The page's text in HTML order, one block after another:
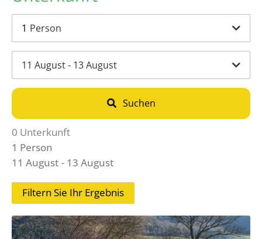
1 Person
11 August - 13 August
Suchen
0 Unterkunft
1 Person
11 August
13 August
Filtern Sie Ihr Ergebnis